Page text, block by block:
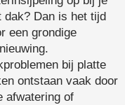
dak? Dan is het tijd
een grondige
bij platte
ontstaan vaak door
afwatering of